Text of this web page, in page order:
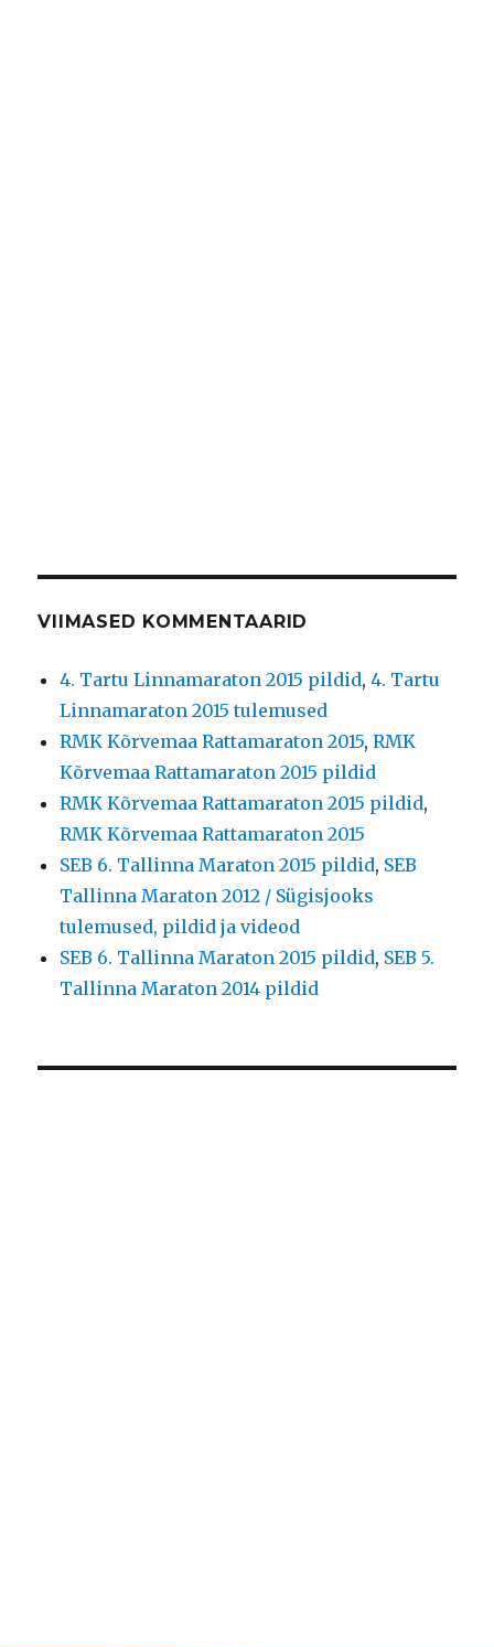
VIIMASED KOMMENTAARID
4. Tartu Linnamaraton 2015 pildid,4. Tartu
Linnamaraton 2015 tulemused
RMK Kõrvemaa Rattamaraton 2015,RMK
Kõrvemaa Rattamaraton 2015 pildid
RMK Kõrvemaa Rattamaraton 2015 pildid,
RMK Kõrvemaa Rattamaraton 2015
SEB 6. Tallinna Maraton 2015 pildid, SEB
Tallinna Maraton 2012 / Sügisjooks
tulemused, pildid ja videod
SEB 6. Tallinna Maraton 2015 pildid, SEB 5.
Tallinna Maraton 2014 pildid